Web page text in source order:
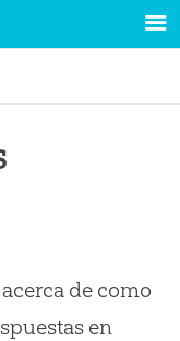
de como
en